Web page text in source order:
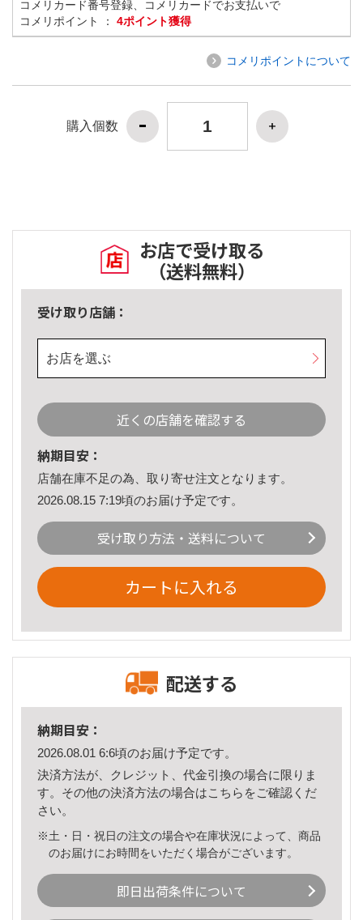
コメリカード番号登録、コメリカードでお支払いで
コメリポイント ： 4ポイント獲得
コメリポイントについて
購入個数
お店で受け取る
（送料無料）
受け取り店舗：
お店を選ぶ
近くの店舗を確認する
納期目安：
店舗在庫不足の為、取り寄せ注文となります。
2026.08.15 7:19頃のお届け予定です。
受け取り方法・送料について
カートに入れる
配送する
納期目安：
2026.08.01 6:6頃のお届け予定です。
決済方法が、クレジット、代金引換の場合に限りま
す。その他の決済方法の場合はこちら をご確認くだ
さい。
※土・日・祝日の注文の場合や在庫状況によって、商品
のお届けにお時間をいただく場合がございます。
即日出荷条件について